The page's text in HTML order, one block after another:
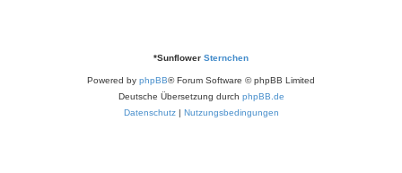
*Sunflower Sternchen
Powered by phpBB® Forum Software © phpBB Limited
Deutsche Übersetzung durch phpBB.de
Datenschutz| Nutzungsbedingungen